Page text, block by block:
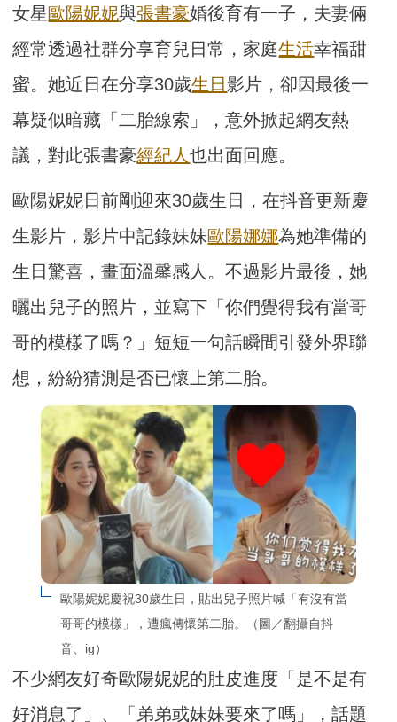
女星歐陽妮妮與張書豪婚後育有一子，夫妻倆
經常透過社群分享育兒日常，家庭生活幸福甜
蜜。她近日在分享30歲生日影片，卻因最後一
幕疑似暗藏「二胎線索」，意外掀起網友熱
議，對此張書豪經紀人也出面回應。
歐陽妮妮日前剛迎來30歲生日，在抖音更新慶
生影片，影片中記錄妹妹歐陽娜娜為她準備的
生日驚喜，畫面溫馨感人。不過影片最後，她
曬出兒子的照片，並寫下「你們覺得我有當哥
哥的模樣了嗎？」短短一句話瞬間引發外界聯
想，紛紛猜測是否已懷上第二胎。
歐陽妮妮慶祝30歲生日，貼出兒子照片喊「有沒有當
哥哥的模樣」，遭瘋傳懷第二胎。（圖／翻攝自抖
音、ig）
不少網友好奇歐陽妮妮的肚皮進度「是不是有
好消息了」、「弟弟或妹妹要來了嗎」，話題